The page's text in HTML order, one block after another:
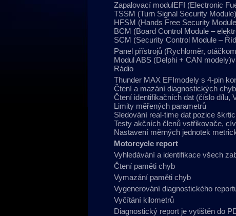
Zapalovací modulEFI (Electronic
TSSM (Turn Signal Security
HFSM (Hands Free Security
BCM (Board Control Module –
SCM (Security Control Module –
Panel přístrojů (Rychloměr,
Modul ABS (Delphi + CAN
Rádio
Thunder MAX EFImodely s 4-pin
Čtení a mazání diagnostických
Čtení identifikačních dat (číslo dílu,
Limity měřených parametrů
Sledování real-time dat pozice
Testy akčních členů vstřikovače,
Nastavení měrných jednotek
Motorcycle report
Vyhledávání a identifikace všech
Čtení paměti chyb
Vymazání paměti chyb
Vygenerování diagnostického
Vyčítání kilometrů
Diagnostický report je vytištěn do